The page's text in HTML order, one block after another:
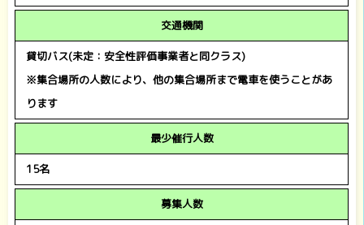
交通機関
貸切バス(未定：安全性評価事業者と同クラス)
※集合場所の人数により、他の集合場所まで電車を使うことがあ
ります
最少催行人数
15名
募集人数